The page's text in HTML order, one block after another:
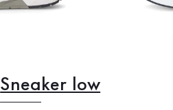
Sneaker low